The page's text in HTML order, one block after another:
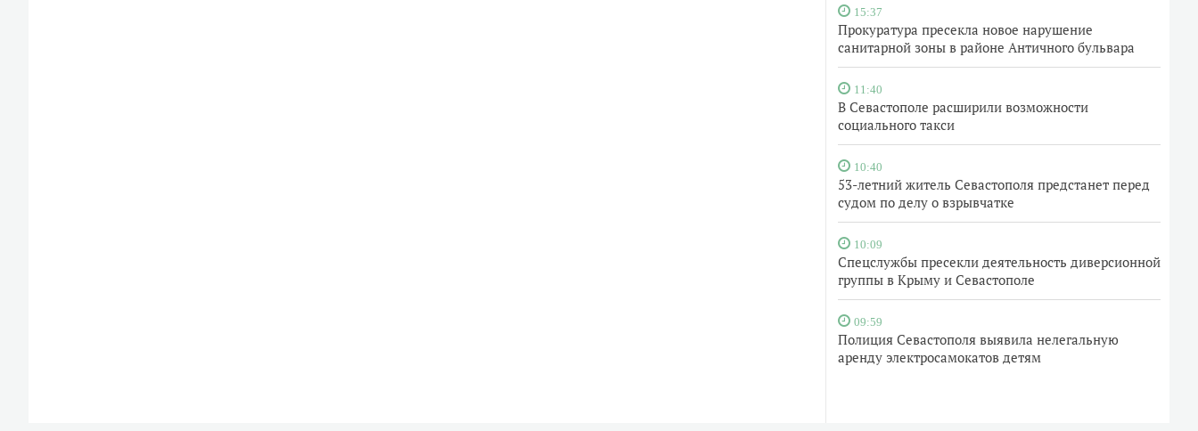
15:37
Прокуратура пресекла новое нарушение
санитарной зоны в районе Античного бульвара
11:40
В Севастополе расширили возможности
социального такси
10:40
53-летний житель Севастополя предстанет перед
судом по делу о взрывчатке
10:09
Спецслужбы пресекли деятельность диверсионной
группы в Крыму и Севастополе
09:59
Полиция Севастополя выявила нелегальную
аренду электросамокатов детям